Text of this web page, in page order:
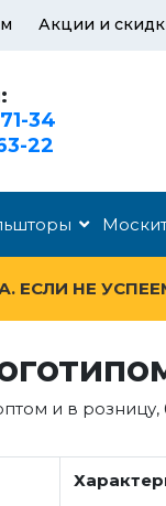
Акции и
34
22
НЕ
и в